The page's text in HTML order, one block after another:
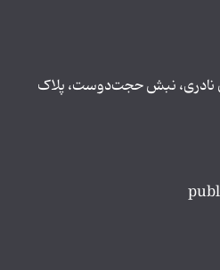
نادری، نبش حجت‌دوست، پلاک